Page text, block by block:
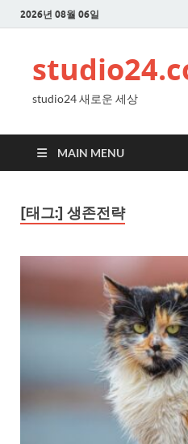
2026년 08월 06일
studio24 새로운 세상
MAIN MENU
[태그:] 생존전략